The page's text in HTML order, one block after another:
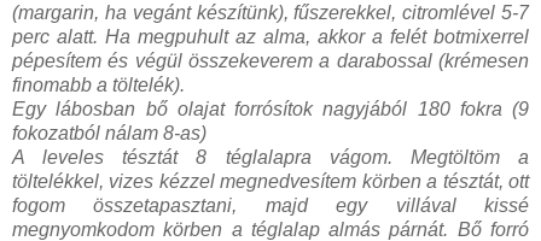
(margarin, ha vegánt készítünk), fűszerekkel, citromlével 5-7
perc alatt. Ha megpuhult az alma, akkor a felét botmixerrel
pépesítem és végül összekeverem a darabossal (krémesen
finomabb a töltelék).
Egy lábosban bő olajat forrósítok nagyjából 180 fokra (9
fokozatból nálam 8-as)
A leveles tésztát 8 téglalapra vágom. Megtöltöm a
töltelékkel, vizes kézzel megnedvesítem körben a tésztát, ott
fogom összetapasztani, majd egy villával kissé
megnyomkodom körben a téglalap almás párnát. Bő forró